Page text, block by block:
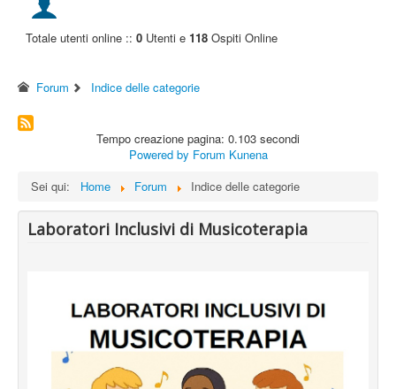
Totale utenti online :: 0 Utenti e 118 Ospiti Online
Forum Indice delle categorie
Tempo creazione pagina: 0.103 secondi
Powered by Forum Kunena
Sei qui:
Home Forum Indice delle categorie
Laboratori Inclusivi di Musicoterapia